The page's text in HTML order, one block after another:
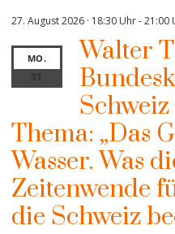
27. August 2026 · 18:30 Uhr-21:00
MO.
31
Walter
Schweiz
Thema: „Das
Wasser. Was
Zeitenwende
die Schweiz